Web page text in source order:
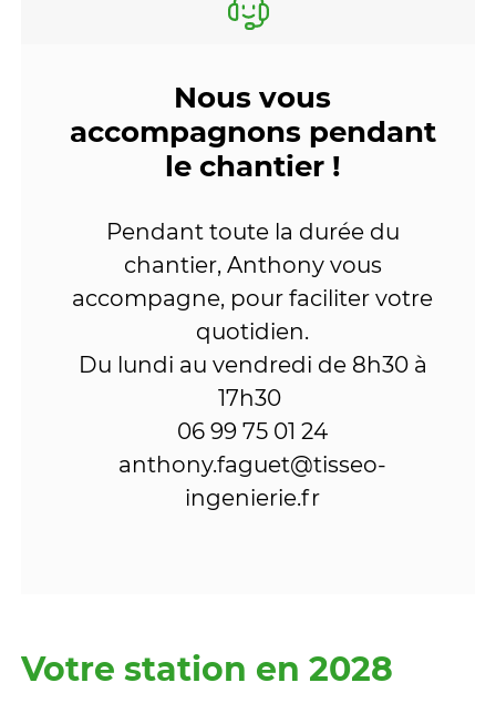
Nous vous
accompagnons pendant
le chantier !
Pendant toute la durée du
chantier, Anthony vous
accompagne, pour faciliter votre
quotidien.
Du lundi au vendredi de 8h30 à
17h30
06 99 75 01 24
anthony.faguet@tisseo-
ingenierie.fr
Votre station en 2028